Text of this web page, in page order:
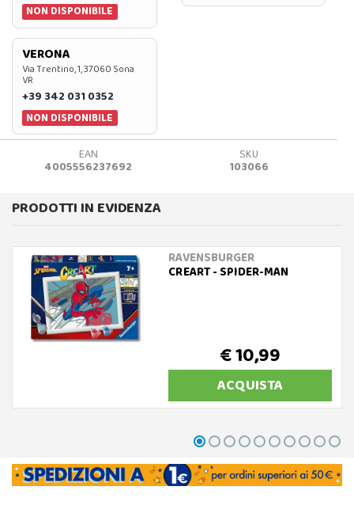
NON DISPONIBILE
VERONA
Via Trentino, 1, 37060 Sona
VR
+39 342 031 0352
NON DISPONIBILE
EAN
4005556237692
SKU
103066
PRODOTTI IN EVIDENZA
RAVENSBURGER
CREART - SPIDER-MAN
€ 10,99
ACQUISTA